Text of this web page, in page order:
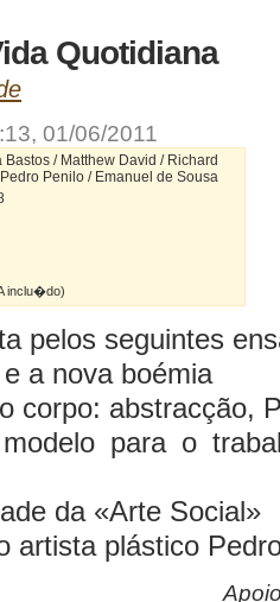
Quotidiana
01/06/2011
/ Matthew David / Richard
Penilo / Emanuel de Sousa
inclu�do)
pelos seguintes
a nova boémia
corpo: abstracção,
para o
da «Arte Social»
artista plástico